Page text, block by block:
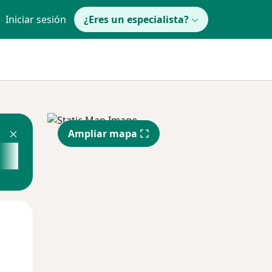
Iniciar sesión ¿Eres un especialista?
Ampliar mapa